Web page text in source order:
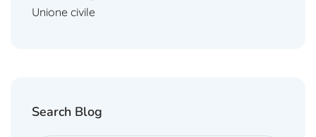
Unione civile
Search Blog